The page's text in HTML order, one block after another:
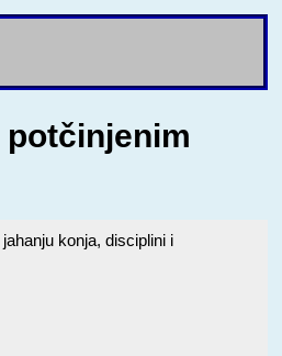
potčinjenim
konja, disciplini i